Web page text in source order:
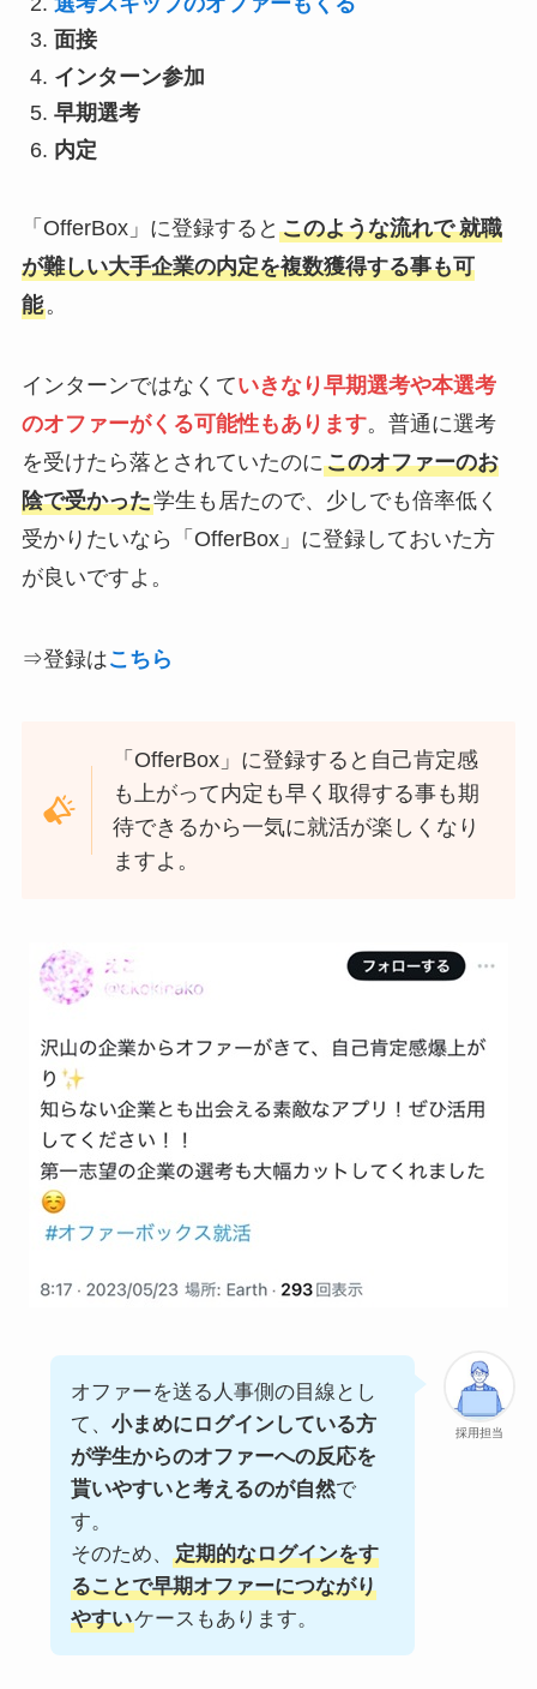
面接
インターン参加
早期選考
内定
「OfferBox」に登録すると このような流れで 就職
が難しい大手企業の内定を複数獲得する事も可
能。
インターンではなくていきなり早期選考や本選考
のオファーがくる可能性もあります。普通に選考
を受けたら落とされていたのにこのオファーのお
陰で受かった学生も居たので、少しでも倍率低く
受かりたいなら「OfferBox」に登録しておいた方
が良いですよ。
⇒登録はこちら
「OfferBox」に登録すると自己肯定感
も上がって内定も早く取得する事も期
待できるから一気に就活が楽しくなり
ますよ。
採用担当
オファーを送る人事側の目線とし
て、 小まめにログインしている方
が学生からのオファーへの反応を
貰いやすいと考えるのが自然で
す。
そのため、
定期的なログインをす
ることで早期オファーにつながり
やすいケースもあります。